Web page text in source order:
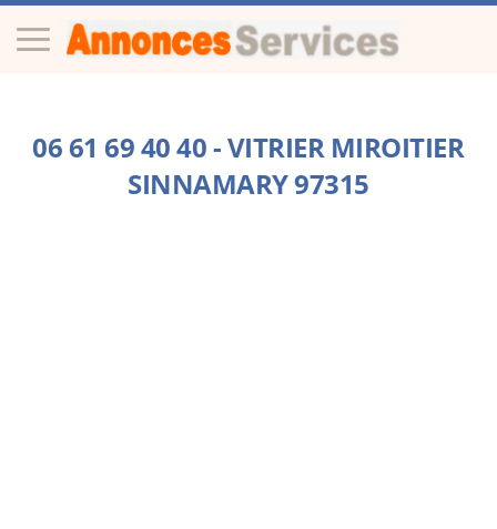
06 61 69 40 40 - VITRIER MIROITIER
SINNAMARY 97315